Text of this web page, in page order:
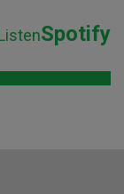
Spotify